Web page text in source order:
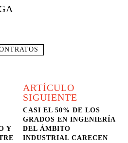
Y
ARTÍCULO
SIGUIENTE
CASI EL 50% DE LOS
GRADOS EN INGENIERÍA
DEL ÁMBITO
INDUSTRIAL CARECEN